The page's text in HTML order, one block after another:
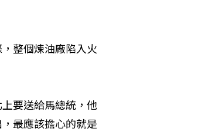
整個煉油廠陷入火
要送給馬總統，他
最應該擔心的就是